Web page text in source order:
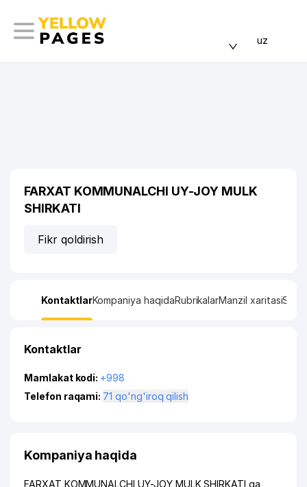
uz
FARXAT KOMMUNALCHI UY-JOY MULK
SHIRKATI
Fikr qoldirish
KontaktlarKompaniya haqidaRubrikalarManzil xaritasi
Kontaktlar
Mamlakat kodi: +998
Telefon raqami:
71 qo'ng'iroq qilish
Kompaniya haqida
FARXAT KOMMUNALCHI UY-JOY MULK SHIRKATI ga